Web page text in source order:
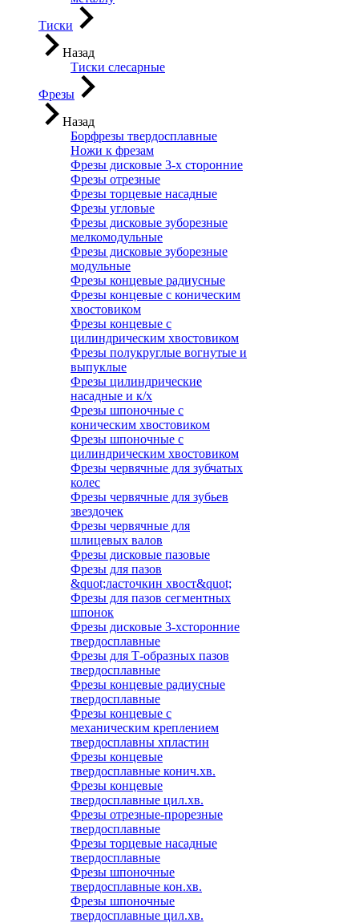
Тиски
Назад
Тиски слесарные
Фрезы
Назад
Борфрезы твердосплавные
Ножи к фрезам
Фрезы дисковые 3-х сторонние
Фрезы отрезные
Фрезы торцевые насадные
Фрезы угловые
Фрезы дисковые зуборезные
мелкомодульные
Фрезы дисковые зуборезные
модульные
Фрезы концевые радиусные
Фрезы концевые с коническим
хвостовиком
Фрезы концевые с
цилиндрическим хвостовиком
Фрезы полукруглые вогнутые и
выпуклые
Фрезы цилиндрические
насадные и к/х
Фрезы шпоночные с
коническим хвостовиком
Фрезы шпоночные с
цилиндрическим хвостовиком
Фрезы червячные для зубчатых
колес
Фрезы червячные для зубьев
звездочек
Фрезы червячные для
шлицевых валов
Фрезы дисковые пазовые
Фрезы для пазов
&quot;ласточкин хвост&quot;
Фрезы для пазов сегментных
шпонок
Фрезы дисковые 3-хсторонние
твердосплавные
Фрезы для Т-образных пазов
твердосплавные
Фрезы концевые радиусные
твердосплавные
Фрезы концевые с
механическим креплением
твердосплавны хпластин
Фрезы концевые
твердосплавные конич.хв.
Фрезы концевые
твердосплавные цил.хв.
Фрезы отрезные-прорезные
твердосплавные
Фрезы торцевые насадные
твердосплавные
Фрезы шпоночные
твердосплавные кон.хв.
Фрезы шпоночные
твердосплавные цил.хв.